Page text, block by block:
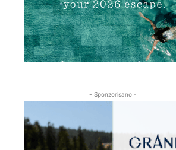
- Sponzorisano -